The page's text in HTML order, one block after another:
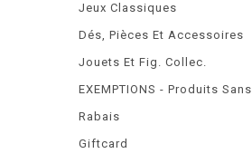
Jeux Classiques
Dés, Pièces Et Accessoires
Jouets Et Fig. Collec.
EXEMPTIONS - Produits Sans
Rabais
Giftcard